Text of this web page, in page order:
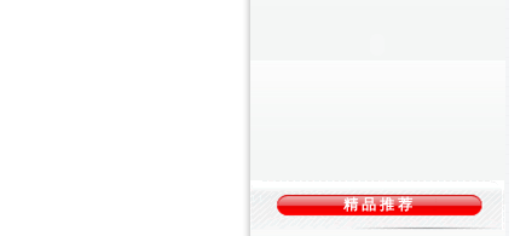
精 品 推 荐